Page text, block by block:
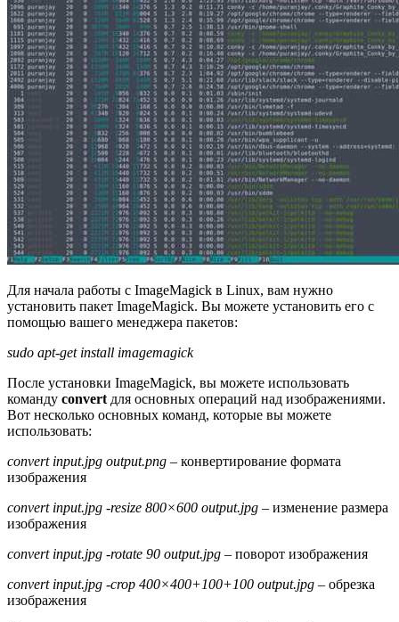
Для начала работы с ImageMagick в Linux, вам нужно
установить пакет ImageMagick. Вы можете установить его с
помощью вашего менеджера пакетов:
sudo apt-get install imagemagick
После установки ImageMagick, вы можете использовать
команду convert для основных операций над изображениями.
Вот несколько основных команд, которые вы можете
использовать:
convert input.jpg output.png – конвертирование формата
изображения
convert input.jpg -resize 800×600 output.jpg – изменение размера
изображения
convert input.jpg -rotate 90 output.jpg – поворот изображения
convert input.jpg -crop 400×400+100+100 output.jpg – обрезка
изображения